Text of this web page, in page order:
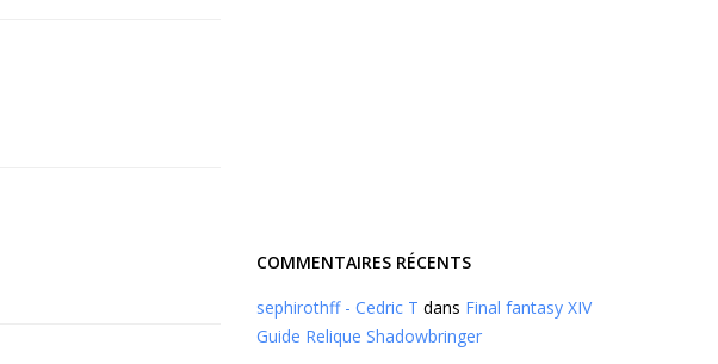
COMMENTAIRES RÉCENTS
sephirothff - Cedric T dans Final fantasy XIV
Guide Relique Shadowbringer